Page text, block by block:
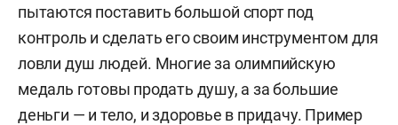
пытаются поставить большой спорт под
контроль и сделать его своим инструментом для
ловли душ людей. Многие за олимпийскую
медаль готовы продать душу, а за большие
деньги — и тело, и здоровье в придачу. Пример